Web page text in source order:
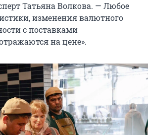
Татьяна Волкова. — Любое
изменения валютного
с поставками
на цене».